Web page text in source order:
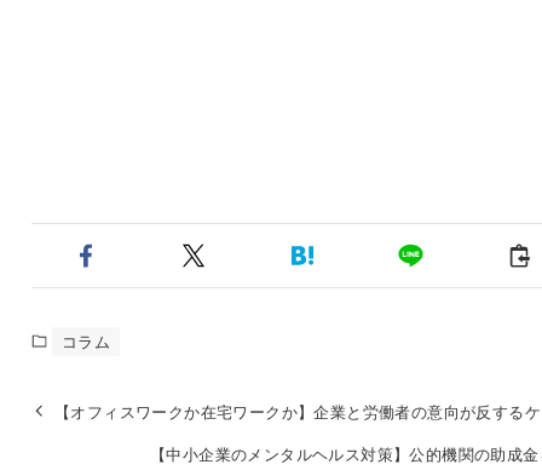
コラム
【オフィスワークか在宅ワークか】企業と労働者の意向が反する
【中小企業のメンタルヘルス対策】公的機関の助成